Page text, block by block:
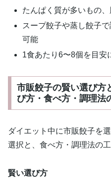
たんぱく質が多いもの
スープ餃子や蒸し餃子
可能
1食あたり6〜8個を目安
市販餃子の賢い選び方
び方・食べ方・調理法
ダイエット中に市販餃子を
選択と、食べ方・調理法の工
賢い選び方